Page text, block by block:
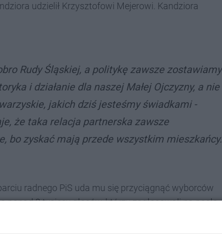
udzielił Krzysztofowi Mejerowi. Kandziora
Rudy Śląskiej, a politykę zawsze zostawiamy
i działanie dla naszej Małej Ojczyzny, a nie
jakich dziś jesteśmy świadkami -
że taka relacja partnerska zawsze
bo zyskać mają przede wszystkim mieszkańcy.
radnego PiS uda mu się przyciągnąć wyborców
ponad 8 tysięcy głosów, którzy zagłosowali na posła
3 tys. głosów straty do Michała Pierończyka.